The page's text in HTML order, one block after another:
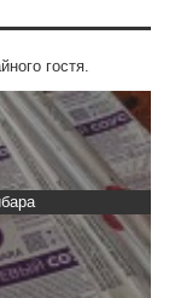
гостя.